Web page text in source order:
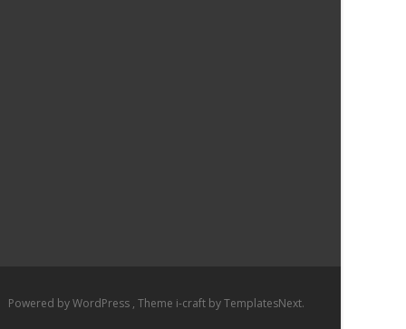
Powered by WordPress , Theme i-craft by TemplatesNext.